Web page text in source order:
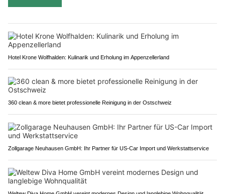
Hotel Krone Wolfhalden: Kulinarik und Erholung im Appenzellerland
360 clean & more bietet professionelle Reinigung in der Ostschweiz
Zollgarage Neuhausen GmbH: Ihr Partner für US-Car Import und Werkstattservice